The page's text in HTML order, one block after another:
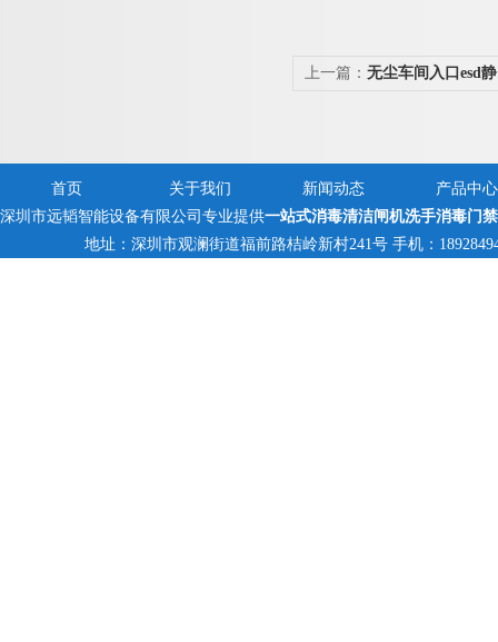
上一篇： 无尘车间入口esd
首页 关于我们 新闻动态
产品中心
深圳市远韬智能设备有限公司专业提供一站式消毒清洁闸机洗手消毒门
地址：深圳市观澜街道福前路桔岭新村241号 手机：